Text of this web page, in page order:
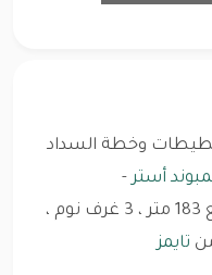
وخطة السداد
أستر-
شقة مميزة للبيع 183 متر ، 3 غرف نوم ،
تايمز